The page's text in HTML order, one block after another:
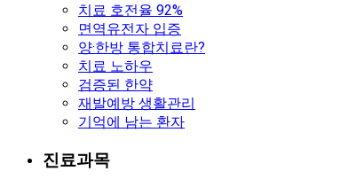
치료 호전율 92%
면역유전자 입증
양·한방 통합치료란?
치료 노하우
검증된 한약
재발예방 생활관리
기억에 남는 환자
진료과목